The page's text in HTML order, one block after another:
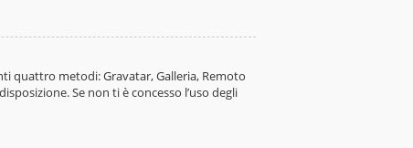
quattro metodi: Gravatar, Galleria, Remoto
Se non ti è concesso l’uso degli